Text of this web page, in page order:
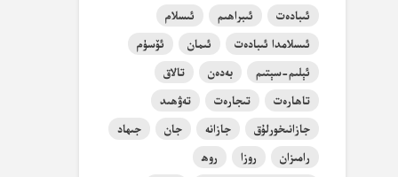
ئىبادەت
ئىبراھىم
ئىسلام
ئىسلامدا ئىبادەت
ئىمان
ئۆسۈم
ئېلىم-سېتىم
بەدەن
تالاق
تاھارەت
تىجارەت
تەۋھىد
جازانىخورلۇق
جازانە جان
جىھاد
رامىزان
روزا
روھ